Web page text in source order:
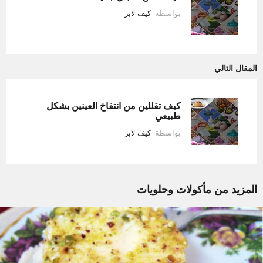
بواسطة كيف لابز
المقال التالي
كيف تقللين من انتفاخ العينين بشكل
طبيعي
بواسطة كيف لابز
المزيد من مأكولات وحلويات